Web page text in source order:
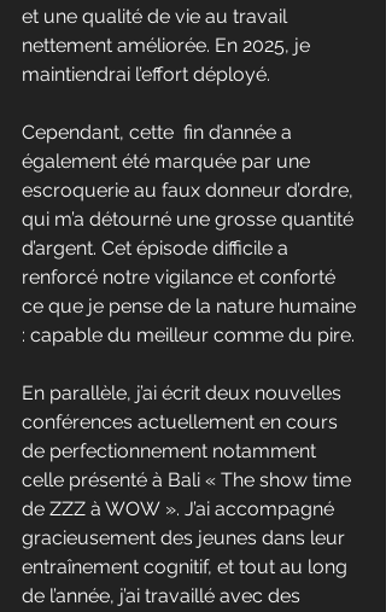
et une qualité de vie au travail
nettement améliorée. En 2025, je
maintiendrai l’effort déployé.
Cependant, cette  fin d’année a
également été marquée par une
escroquerie au faux donneur d’ordre,
qui m’a détourné une grosse quantité
d’argent. Cet épisode difficile a
renforcé notre vigilance et conforté
ce que je pense de la nature humaine
: capable du meilleur comme du pire.
En parallèle, j’ai écrit deux nouvelles
conférences actuellement en cours
de perfectionnement notamment
celle présenté à Bali « The show time
de ZZZ à WOW ». J’ai accompagné
gracieusement des jeunes dans leur
entraînement cognitif, et tout au long
de l’année, j’ai travaillé avec des